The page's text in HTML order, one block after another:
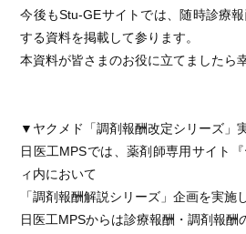
今後もStu-GEサイトでは、随時診療
する資料を掲載して参ります。
本資料が皆さまのお役に立てましたら
▼ヤクメド「調剤報酬改定シリーズ」
日医工MPSでは、薬剤師専用サイト
ィ内において
「調剤報酬解説シリーズ」企画を実施
日医工MPSからは診療報酬・調剤報酬